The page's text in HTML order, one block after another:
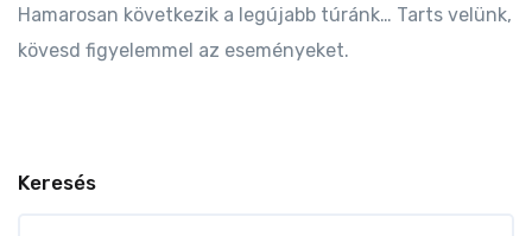
Hamarosan következik a legújabb túránk… Tarts velünk,
kövesd figyelemmel az eseményeket.
Keresés